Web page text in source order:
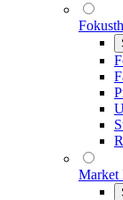
Market